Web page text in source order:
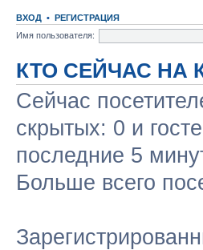
ВХОД • РЕГИСТРАЦИЯ
Имя пользователя:
КТО СЕЙЧАС НА
Сейчас
скрытых: 0 и
последние 5
Больше всего